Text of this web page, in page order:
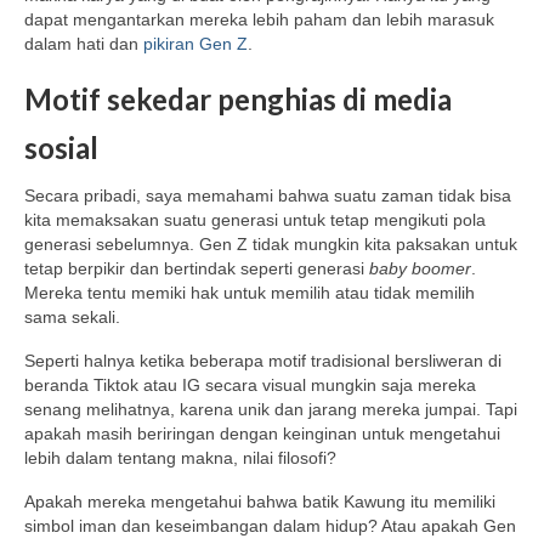
dapat mengantarkan mereka lebih paham dan lebih marasuk
dalam hati dan pikiran Gen Z.
Motif sekedar penghias di media
sosial
Secara pribadi, saya memahami bahwa suatu zaman tidak bisa
kita memaksakan suatu generasi untuk tetap mengikuti pola
generasi sebelumnya. Gen Z tidak mungkin kita paksakan untuk
tetap berpikir dan bertindak seperti generasi baby boomer
Mereka tentu memiki hak untuk memilih atau tidak memilih
sama sekali.
Seperti halnya ketika beberapa motif tradisional bersliweran di
beranda Tiktok atau IG secara visual mungkin saja mereka
senang melihatnya, karena unik dan jarang mereka jumpai. Tapi
apakah masih beriringan dengan keinginan untuk mengetahui
lebih dalam tentang makna, nilai filosofi?
Apakah mereka mengetahui bahwa batik Kawung itu memiliki
simbol iman dan keseimbangan dalam hidup? Atau apakah Gen